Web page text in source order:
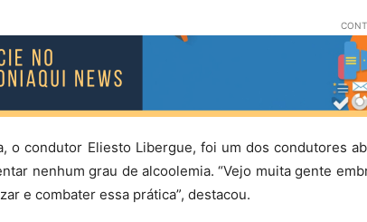
o condutor Eliesto Libergue, foi um dos condutores
nenhum grau de alcoolemia. “Vejo muita gente
e combater essa prática”, destacou.